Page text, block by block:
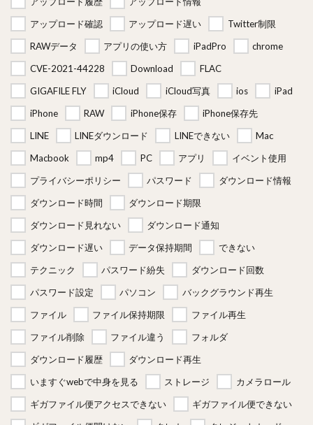
アップロード確認
アップロード遅い
Twitter制限
RAWデータ
アプリの使い方 iPadPro
chrome
CVE-2021-44228
Download
FLAC
GIGAFILE FLY
iCloud iCloud写真 ios
iPad
iPhone
RAW iPhone保存
iPhone保存先
LINE
LINEダウンロード LINEできない
Mac
Macbook
mp4 PC アプリ
イベント使用
プライバシーポリシー
パスワード
ダウンロード情報
ダウンロード時間
ダウンロード期限
ダウンロード見れない
ダウンロード通知
ダウンロード遅い
データ保持期間
できない
テクニック
パスワード紛失
ダウンロード回数
パスワード設定
パソコン
バックグラウンド再生
ファイル
ファイル保持期限
ファイル再生
ファイル削除
ファイル違う
フォルダ
ダウンロード履歴
ダウンロード再生
いますぐwebで中身を見る
ストレージ
カメラロール
ギガファイル便アクセスできない
ギガファイル便できない